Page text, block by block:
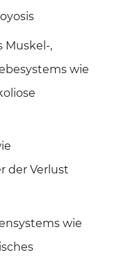
Muskel-,
wie
der Verlust
wie